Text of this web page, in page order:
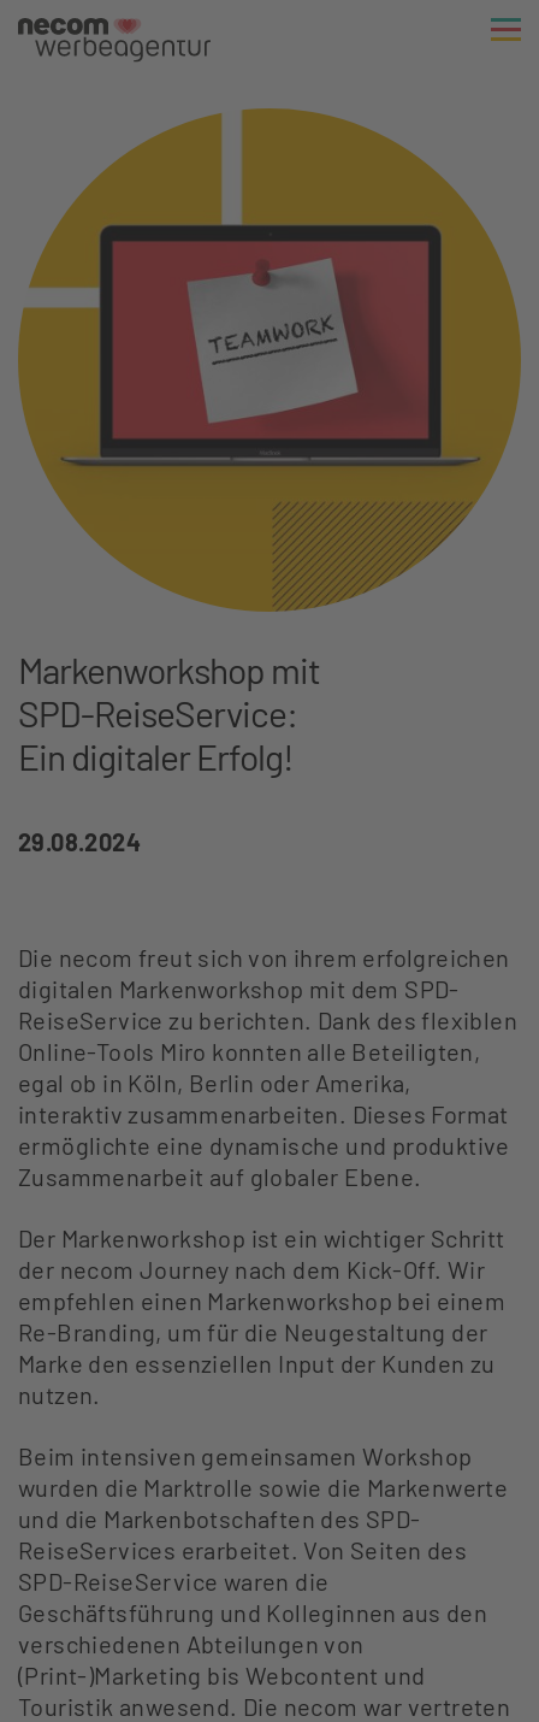
Markenworkshop mit
SPD-ReiseService:
Ein digitaler Erfolg!
29.08.2024
Die necom freut sich von ihrem erfolgreichen
digitalen Markenworkshop mit dem SPD-
ReiseService zu berichten. Dank des flexiblen
Online-Tools Miro konnten alle Beteiligten,
egal ob in Köln, Berlin oder Amerika,
interaktiv zusammenarbeiten. Dieses Format
ermöglichte eine dynamische und produktive
Zusammenarbeit auf globaler Ebene.
Der Markenworkshop ist ein wichtiger Schritt
der necom Journey nach dem Kick-Off. Wir
empfehlen einen Markenworkshop bei einem
Re-Branding, um für die Neugestaltung der
Marke den essenziellen Input der Kunden zu
nutzen.
Beim intensiven gemeinsamen Workshop
wurden die Marktrolle sowie die Markenwerte
und die Markenbotschaften des SPD-
ReiseServices erarbeitet. Von Seiten des
SPD-ReiseService waren die
Geschäftsführung und Kolleginnen aus den
verschiedenen Abteilungen von
(Print-)Marketing bis Webcontent und
Touristik anwesend. Die necom war vertreten